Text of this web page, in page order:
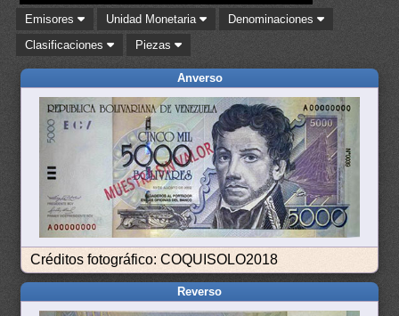
Emisores Unidad Monetaria
Denominaciones
Clasificaciones
Piezas
Anverso
Créditos fotográfico: COQUISOLO2018
Reverso